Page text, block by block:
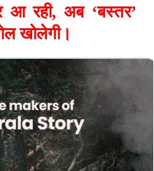
आ रही, अब ‘बस्तर’
खोलेगी।